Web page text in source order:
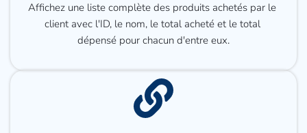
Affichez une liste complète des produits achetés par le
client avec l'ID, le nom, le total acheté et le total
dépensé pour chacun d'entre eux.